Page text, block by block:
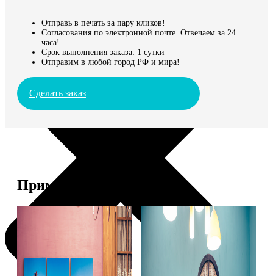
Отправь в печать за пару кликов!
Согласования по электронной почте. Отвечаем за 24
часа!
Срок выполнения заказа: 1 сутки
Отправим в любой город РФ и мира!
Сделать заказ
Примеры работ